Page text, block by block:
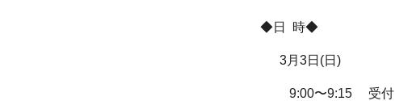
◆日 時◆
3月3日(日)
9:00〜9:15 受付